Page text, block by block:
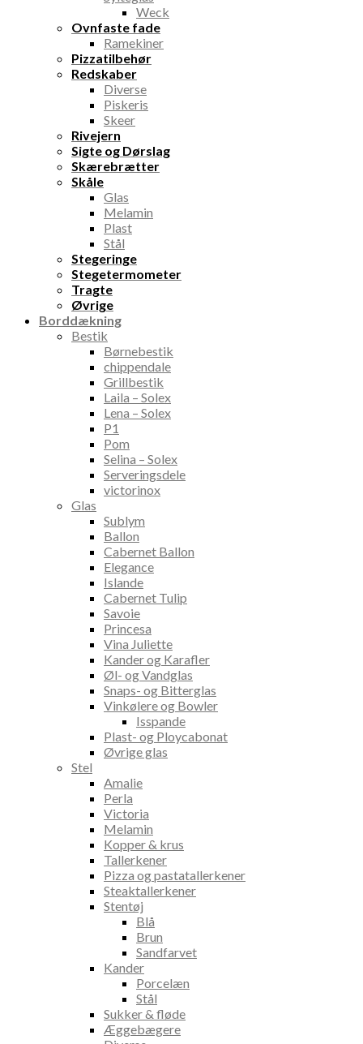
Weck
Ovnfaste fade
Ramekiner
Pizzatilbehør
Redskaber
Diverse
Piskeris
Skeer
Rivejern
Sigte og Dørslag
Skærebrætter
Skåle
Glas
Melamin
Plast
Stål
Stegeringe
Stegetermometer
Tragte
Øvrige
Borddækning
Bestik
Børnebestik
chippendale
Grillbestik
Laila – Solex
Lena – Solex
P1
Pom
Selina – Solex
Serveringsdele
victorinox
Glas
Sublym
Ballon
Cabernet Ballon
Elegance
Islande
Cabernet Tulip
Savoie
Princesa
Vina Juliette
Kander og Karafler
Øl- og Vandglas
Snaps- og Bitterglas
Vinkølere og Bowler
Isspande
Plast- og Ploycabonat
Øvrige glas
Stel
Amalie
Perla
Victoria
Melamin
Kopper & krus
Tallerkener
Pizza og pastatallerkener
Steaktallerkener
Stentøj
Blå
Brun
Sandfarvet
Kander
Porcelæn
Stål
Sukker & fløde
Æggebægere